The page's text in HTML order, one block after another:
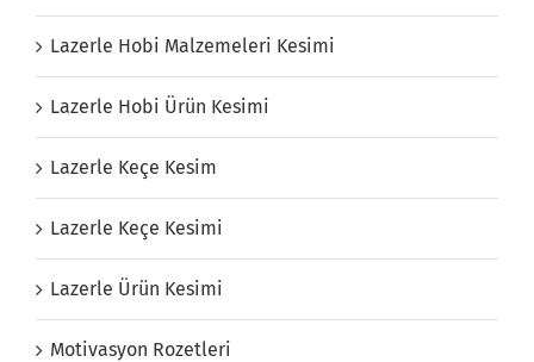
Lazerle Hobi Malzemeleri Kesimi
Lazerle Hobi Ürün Kesimi
Lazerle Keçe Kesim
Lazerle Keçe Kesimi
Lazerle Ürün Kesimi
Motivasyon Rozetleri